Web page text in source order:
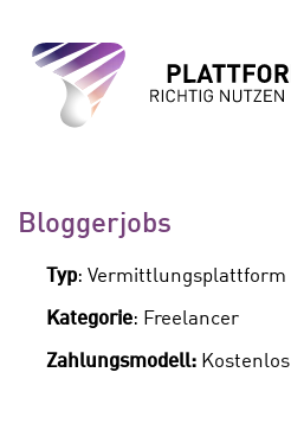
Bloggerjobs
Typ: Vermittlungsplattform
Kategorie: Freelancer
Zahlungsmodell: Kostenlos